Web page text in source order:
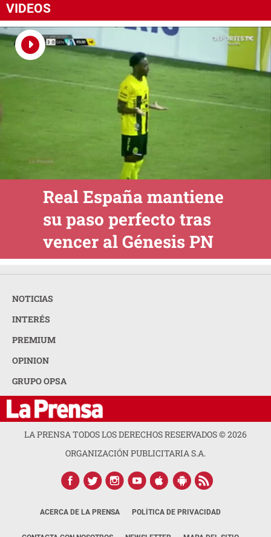
VIDEOS
Real España mantiene
su paso perfecto tras
vencer al Génesis PN
NOTICIAS
INTERÉS
PREMIUM
OPINION
GRUPO OPSA
LA PRENSA TODOS LOS DERECHOS RESERVADOS ©2026
ORGANIZACIÓN PUBLICITARIA S.A.
ACERCA DE LA PRENSA POLÍTICA DE PRIVACIDAD